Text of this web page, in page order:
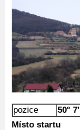
pozice
50°
Místo startu